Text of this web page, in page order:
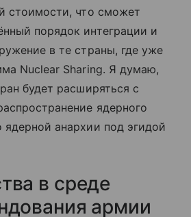
стоимости, что сможет
порядок интеграции и
в те страны, где уже
Nuclear Sharing. Я думаю,
будет расширяться с
ядерного
анархии под эгидой
в среде
армии